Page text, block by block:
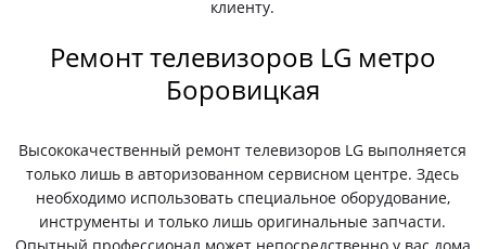
клиенту.
Ремонт телевизоров LG метро
Боровицкая
Высококачественный ремонт телевизоров LG выполняется
только лишь в авторизованном сервисном центре. Здесь
необходимо использовать специальное оборудование,
инструменты и только лишь оригинальные запчасти.